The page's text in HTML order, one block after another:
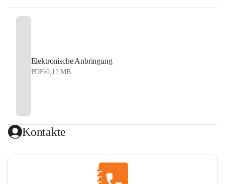
Elektronische Anbringung
PDF•0,12 MB
Kontakte